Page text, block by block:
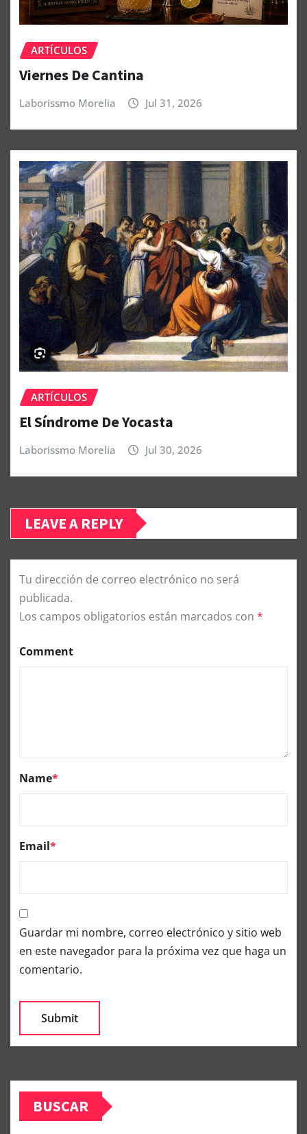
ARTÍCULOS
Viernes De Cantina
Laborissmo Morelia Jul 31, 2026
ARTÍCULOS
El Síndrome De Yocasta
Laborissmo Morelia Jul 30, 2026
LEAVE A REPLY
Tu dirección de correo electrónico no será
publicada.
Los campos obligatorios están marcados con *
Comment
Name*
Email*
Guardar mi nombre, correo electrónico y sitio web
en este navegador para la próxima vez que haga un
comentario.
BUSCAR